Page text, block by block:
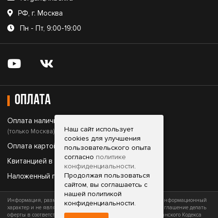
РФ, г. Москва
Пн - Пт, 9:00-19:00
Оплата
Оплата наличными;
(только Москва)
Оплата картой;
Квитанцией в банке;
Наложенный платеж.
Информация, размещенная на сайте, носит исключительно информационный
характер и не является офертой (публичной офертой) или приглашение делать
оферты в соответствии со статьями 435 и 437 (часть 2) Гражданского Кодекса
Наш сайт использует
cookies для улучшения
пользовательского опыта
согласно политике
конфиденциальности.
Продолжая пользоваться
сайтом, вы соглашаетсь с
нашей политикой
конфиденциальности.